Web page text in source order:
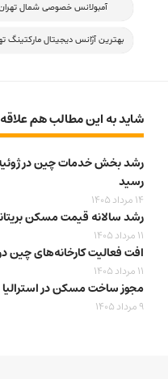
آمبولانس خصوصی شمال
بهترین آژانس دیجیتال مارکتینگ
شاید به این مطالب هم
رسید
14 مرداد 1405
رشد سالانه قیمت مسکن
11 مرداد 1405
افت فعالیت کارخانه‌های چین
11 مرداد 1405
مجوز ساخت مسکن در استرالیا
9 مرداد 1405